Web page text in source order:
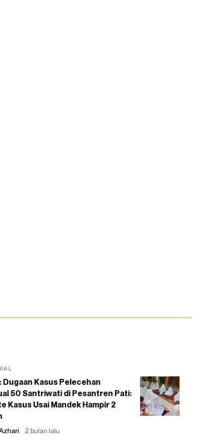
Dugaan Kasus Pelecehan
50 Santriwati di Pesantren Pati:
Kasus Usai Mandek Hampir 2
2 bulan lalu